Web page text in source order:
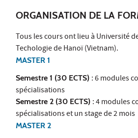
ORGANISATION DE LA
Tous les cours ont lieu à Université
Techologie de Hanoï (Vietnam).
MASTER 1
Semestre 1 (30 ECTS) : 6 modules
spécialisations
Semestre 2 (30 ECTS) : 4 modules
spécialisations et un stage de 2 mois
MASTER 2